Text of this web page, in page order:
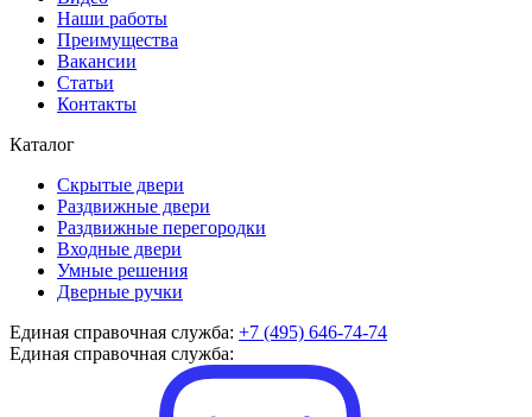
Наши работы
Преимущества
Вакансии
Статьи
Контакты
Каталог
Скрытые двери
Раздвижные двери
Раздвижные перегородки
Входные двери
Умные решения
Дверные ручки
Единая справочная служба: +7 (495) 646-74-74
Единая справочная служба: